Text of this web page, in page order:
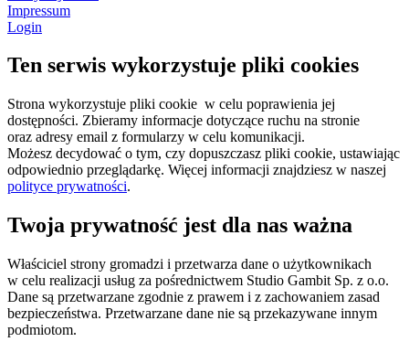
Impressum
Login
Ten serwis wykorzystuje pliki cookies
Strona wykorzystuje pliki cookie w celu poprawienia jej
dostępności. Zbieramy informacje dotyczące ruchu na stronie
oraz adresy email z formularzy w celu komunikacji.
Możesz decydować o tym, czy dopuszczasz pliki cookie, ustawiając
odpowiednio przeglądarkę. Więcej informacji znajdziesz w naszej
polityce prywatności.
Twoja prywatność jest dla nas ważna
Właściciel strony gromadzi i przetwarza dane o użytkownikach
w celu realizacji usług za pośrednictwem Studio Gambit Sp. z o.o.
Dane są przetwarzane zgodnie z prawem i z zachowaniem zasad
bezpieczeństwa. Przetwarzane dane nie są przekazywane innym
podmiotom.